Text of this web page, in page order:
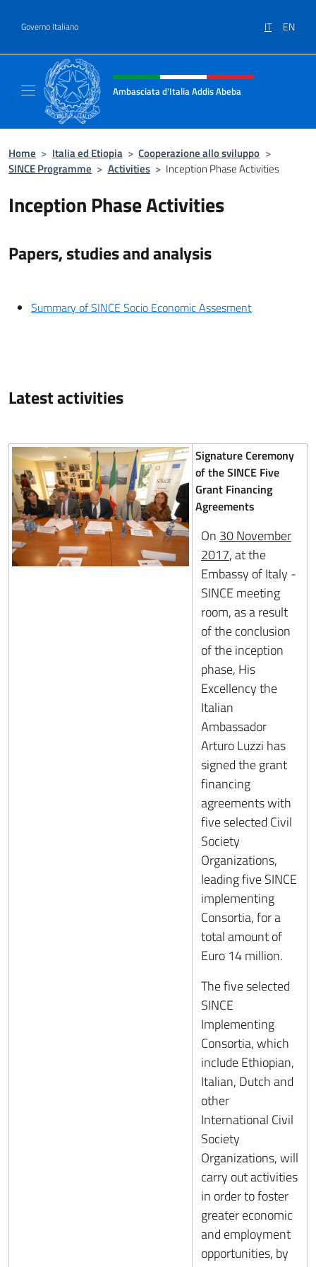
Governo Italiano IT EN
Intestazione sito, social e menù
Ambasciata d'Italia Addis Abeba
Home > Italia ed Etiopia > Cooperazione allo sviluppo >
SINCE Programme > Activities > Inception Phase Activities
Inception Phase Activities
Papers, studies and analysis
Summary of SINCE Socio Economic Assesment
Latest activities
Signature Ceremony
of the SINCE Five
Grant Financing
Agreements
On 30 November
2017, at the
Embassy of Italy -
SINCE meeting
room, as a result
of the conclusion
of the inception
phase, His
Excellency the
Italian
Ambassador
Arturo Luzzi has
signed the grant
financing
agreements with
five selected Civil
Society
Organizations,
leading five SINCE
implementing
Consortia, for a
total amount of
Euro 14 million.
The five selected
SINCE
Implementing
Consortia, which
include Ethiopian,
Italian, Dutch and
other
International Civil
Society
Organizations, will
carry out activities
in order to foster
greater economic
and employment
opportunities, by